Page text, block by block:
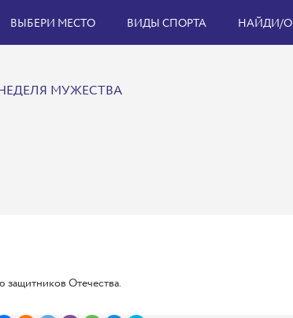
ВЫБЕРИ МЕСТО ВИДЫ СПОРТА НАЙДИ/
МУЖЕСТВА
защитников Отечества.